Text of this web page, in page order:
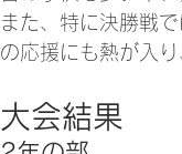
また、特に決勝戦
の応援にも熱が入
大会結果